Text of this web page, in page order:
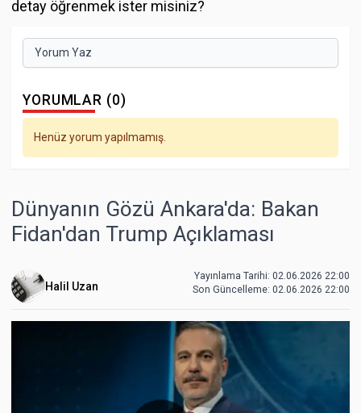
detay öğrenmek ister misiniz?
Yorum Yaz
YORUMLAR (0)
Henüz yorum yapılmamış.
Dünyanın Gözü Ankara'da: Bakan
Fidan'dan Trump Açıklaması
Halil Uzan
Yayınlama Tarihi: 02.06.2026 22:00
Son Güncelleme: 02.06.2026 22:00